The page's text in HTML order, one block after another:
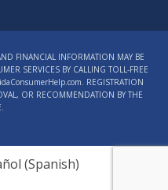
FINANCIAL INFORMATION MAY BE
SERVICES BY CALLING TOLL-FREE
REGISTRATION
OR RECOMMENDATION BY THE
(Spanish)